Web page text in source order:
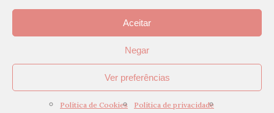
Aceitar
Negar
Ver preferências
Política de Cookies Política de privacidade